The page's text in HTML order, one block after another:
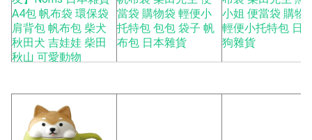
【日貨動物手提袋直式L
號 狗狗好朋友】Norns 日
本雜貨 ...
3%